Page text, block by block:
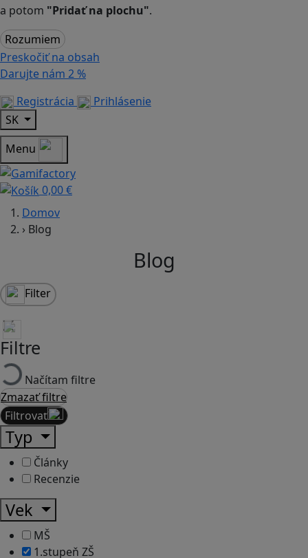
a potom "Pridať na plochu".
Rozumiem
Preskočiť na obsah
Darujte nám 2 %
Registrácia
Prihlásenie
SK
Menu
0,00 €
Domov
› Blog
Blog
Filter
Filtre
Načítam filtre
Zmazať filtre
Filtrovať
Typ
Články
Recenzie
Vek
MŠ
1.stupeň ZŠ